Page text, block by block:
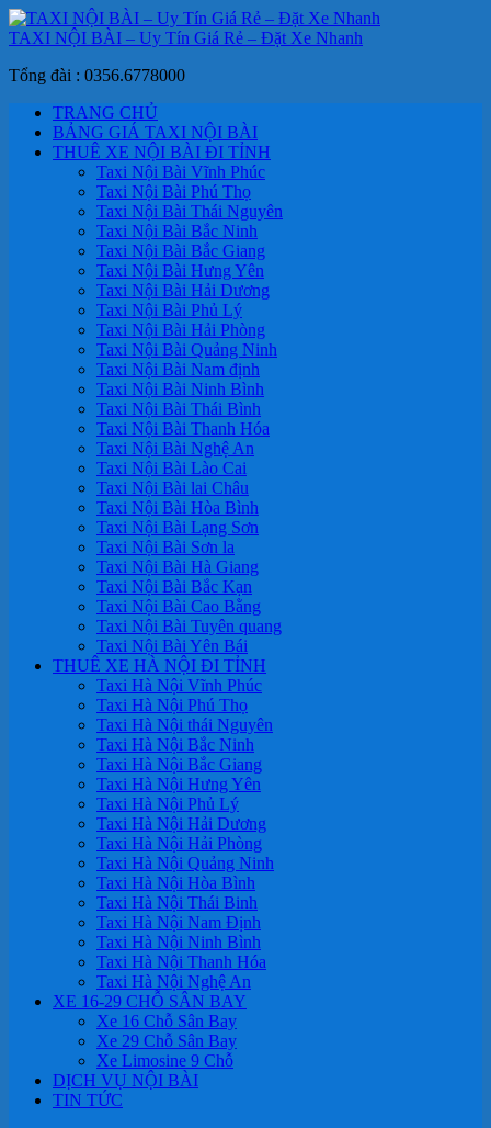
TAXI NỘI BÀI – Uy Tín Giá Rẻ – Đặt Xe Nhanh
Tổng đài : 0356.6778000
TRANG CHỦ
BẢNG GIÁ TAXI NỘI BÀI
THUÊ XE NỘI BÀI ĐI TỈNH
Taxi Nội Bài Vĩnh Phúc
Taxi Nội Bài Phú Thọ
Taxi Nội Bài Thái Nguyên
Taxi Nội Bài Bắc Ninh
Taxi Nội Bài Bắc Giang
Taxi Nội Bài Hưng Yên
Taxi Nội Bài Hải Dương
Taxi Nội Bài Phủ Lý
Taxi Nội Bài Hải Phòng
Taxi Nội Bài Quảng Ninh
Taxi Nội Bài Nam định
Taxi Nội Bài Ninh Bình
Taxi Nội Bài Thái Bình
Taxi Nội Bài Thanh Hóa
Taxi Nội Bài Nghệ An
Taxi Nội Bài Lào Cai
Taxi Nội Bài lai Châu
Taxi Nội Bài Hòa Bình
Taxi Nội Bài Lạng Sơn
Taxi Nội Bài Sơn la
Taxi Nội Bài Hà Giang
Taxi Nội Bài Bắc Kạn
Taxi Nội Bài Cao Bằng
Taxi Nội Bài Tuyên quang
Taxi Nội Bài Yên Bái
THUÊ XE HÀ NỘI ĐI TỈNH
Taxi Hà Nội Vĩnh Phúc
Taxi Hà Nội Phú Thọ
Taxi Hà Nội thái Nguyên
Taxi Hà Nội Bắc Ninh
Taxi Hà Nội Bắc Giang
Taxi Hà Nội Hưng Yên
Taxi Hà Nội Phủ Lý
Taxi Hà Nội Hải Dương
Taxi Hà Nội Hải Phòng
Taxi Hà Nội Quảng Ninh
Taxi Hà Nội Hòa Bình
Taxi Hà Nội Thái Binh
Taxi Hà Nội Nam Định
Taxi Hà Nội Ninh Bình
Taxi Hà Nội Thanh Hóa
Taxi Hà Nội Nghệ An
XE 16-29 CHỖ SÂN BAY
Xe 16 Chỗ Sân Bay
Xe 29 Chỗ Sân Bay
Xe Limosine 9 Chỗ
DỊCH VỤ NỘI BÀI
TIN TỨC